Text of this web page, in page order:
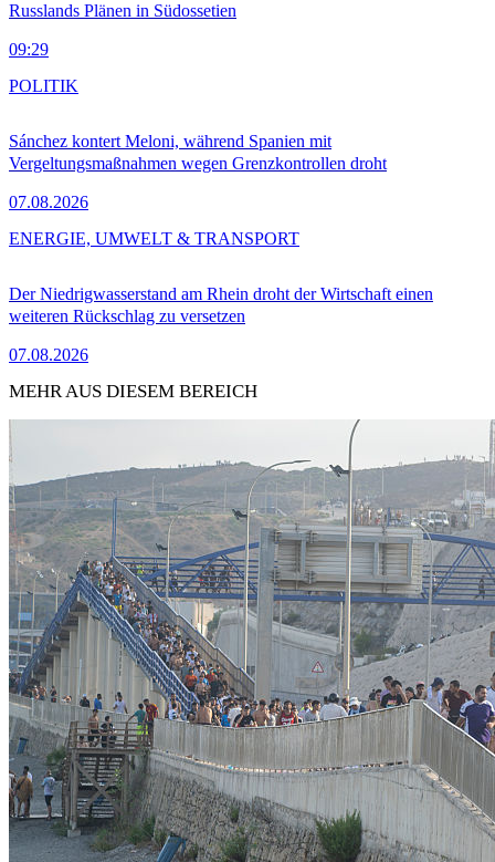
Russlands Plänen in Südossetien
09:29
Sánchez kontert Meloni, während Spanien mit
Vergeltungsmaßnahmen wegen Grenzkontrollen droht
07.08.2026
POLITIK
Der Niedrigwasserstand am Rhein droht der Wirtschaft einen
weiteren Rückschlag zu versetzen
07.08.2026
ENERGIE, UMWELT & TRANSPORT
MEHR AUS DIESEM BEREICH